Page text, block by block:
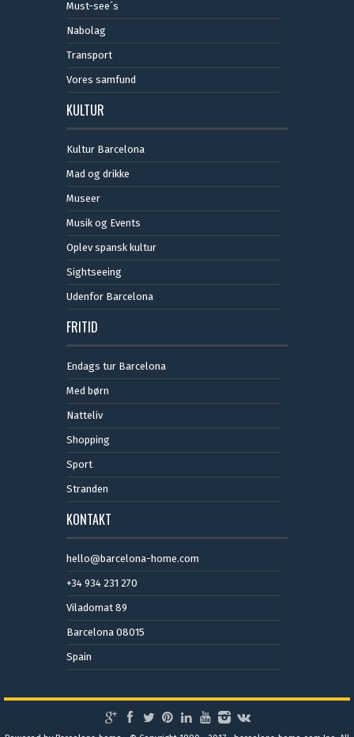
Must-see´s
Nabolag
Transport
Vores samfund
KULTUR
Kultur Barcelona
Mad og drikke
Museer
Musik og Events
Oplev spansk kultur
Sightseeing
Udenfor Barcelona
FRITID
Endags tur Barcelona
Med børn
Natteliv
Shopping
Sport
Stranden
KONTAKT
hello@barcelona-home.com
+34 934 231 270
Viladomat 89
Barcelona 08015
Spain